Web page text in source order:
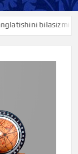
bilasizmi